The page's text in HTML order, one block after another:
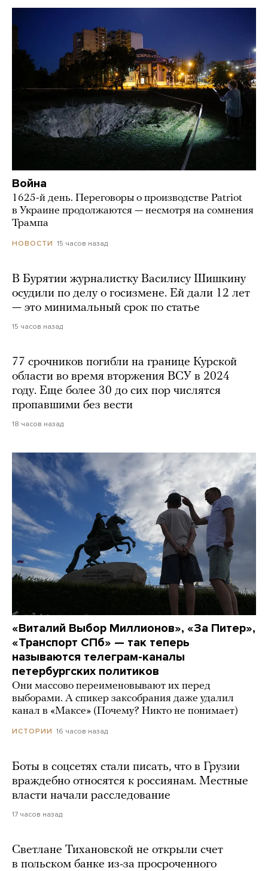
Война
1625-й день. Переговоры о производстве Patriot
в Украине продолжаются — несмотря на сомнения
Трампа
НОВОСТИ 15 часов назад
В Бурятии журналистку Василису Шишкину
осудили по делу о госизмене. Ей дали 12 лет
— это минимальный срок по статье
15 часов назад
77 срочников погибли на границе Курской
области во время вторжения ВСУ в 2024
году. Еще более 30 до сих пор числятся
пропавшими без вести
18 часов назад
«Виталий Выбор Миллионов», «За Питер»,
«Транспорт СПб» — так теперь
называются телеграм-каналы
петербургских политиков
Они массово переименовывают их перед
выборами. А спикер заксобрания даже удалил
канал в «Максе» (Почему? Никто не понимает)
ИСТОРИИ 16 часов назад
Боты в соцсетях стали писать, что в Грузии
враждебно относятся к россиянам. Местные
власти начали расследование
17 часов назад
Светлане Тихановской не открыли счет
в польском банке из-за просроченного